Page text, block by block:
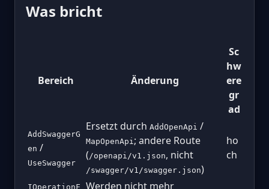
Was bricht
Bereich Änderung
Sc
hw
ere
gr
ad
AddSwaggerG
en /
UseSwagger
Ersetzt durch AddOpenApi /
MapOpenApi ; andere Route
( /openapi/v1.json, nicht
/swagger/v1/swagger.json)
ho
ch
IOperationF Werden nicht mehr